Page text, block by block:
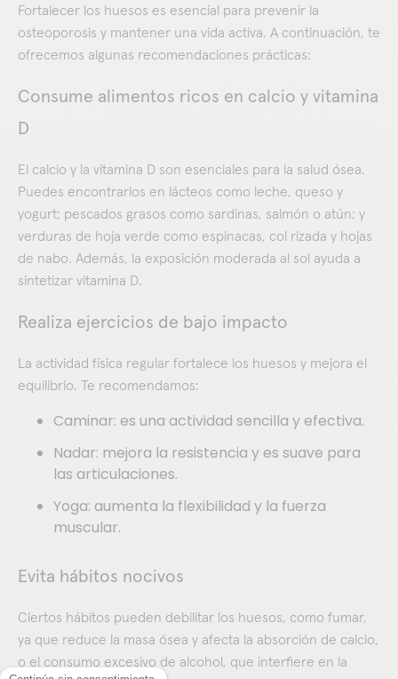
Fortalecer los huesos es esencial para prevenir la
osteoporosis y mantener una vida activa. A continuación, te
ofrecemos algunas recomendaciones prácticas:​
Consume alimentos ricos en calcio y vitamina
D
El calcio y la vitamina D son esenciales para la salud ósea.
Puedes encontrarlos en lácteos como leche, queso y
yogurt; pescados grasos como sardinas, salmón o atún; y
verduras de hoja verde como espinacas, col rizada y hojas
de nabo. Además, la exposición moderada al sol ayuda a
sintetizar vitamina D.
Realiza ejercicios de bajo impacto
La actividad física regular fortalece los huesos y mejora el
equilibrio. Te recomendamos:​
Caminar: es una actividad sencilla y efectiva.​
Nadar: mejora la resistencia y es suave para
las articulaciones.​
Yoga: aumenta la flexibilidad y la fuerza
muscular.
Evita hábitos nocivos
Ciertos hábitos pueden debilitar los huesos, como fumar,
ya que reduce la masa ósea y afecta la absorción de calcio,
o el consumo excesivo de alcohol, que interfiere en la